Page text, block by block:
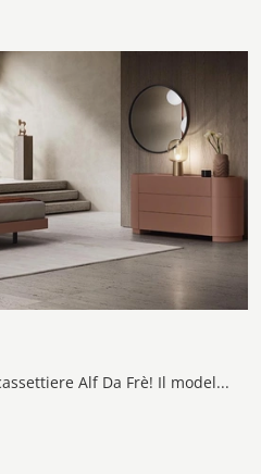
Scopri Comodini design e cassettiere Alf Da Frè! Il modello Nadir Gruppo Notte costruito in laccato opaco è la soluzione ottimale.